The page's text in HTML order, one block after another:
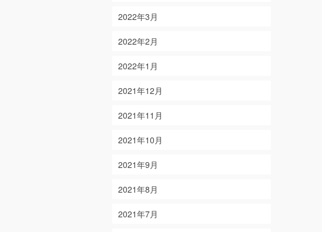
2022年3月
2022年2月
2022年1月
2021年12月
2021年11月
2021年10月
2021年9月
2021年8月
2021年7月